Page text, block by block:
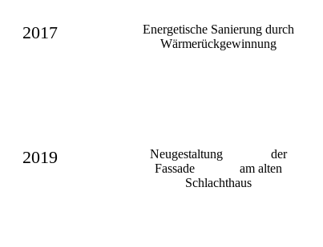
2017
Energetische Sanierung durch
Wärmerückgewinnung
2019
Neugestaltung der
Fassade am alten
Schlachthaus